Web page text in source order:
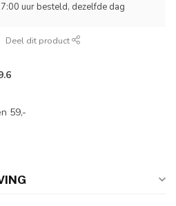
uur besteld, dezelfde dag
Deel dit product
59,-